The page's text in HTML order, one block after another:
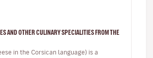
AND OTHER CULINARY SPECIALITIES FROM THE
in the Corsican language) is a